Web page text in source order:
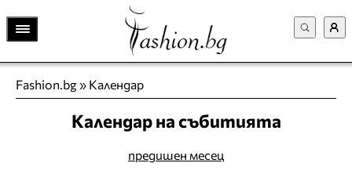
Fashion.bg» Календар
Календар на събитията
предишен месец